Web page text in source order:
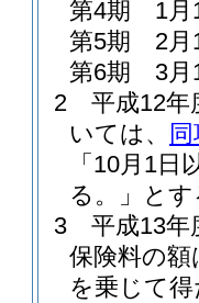
第4期 1月
第5期 2月
第6期 3月
2
平成12
いては、
「10月1
る。」と
3
平成13
保険料の
を乗じて